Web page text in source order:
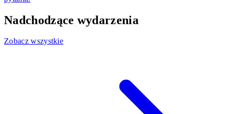
Nadchodzące wydarzenia
Zobacz wszystkie